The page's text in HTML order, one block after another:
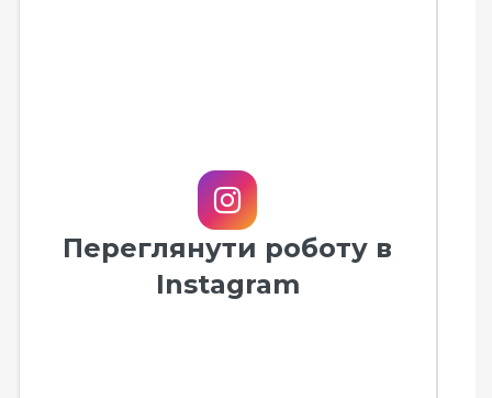
Переглянути роботу в
Instagram